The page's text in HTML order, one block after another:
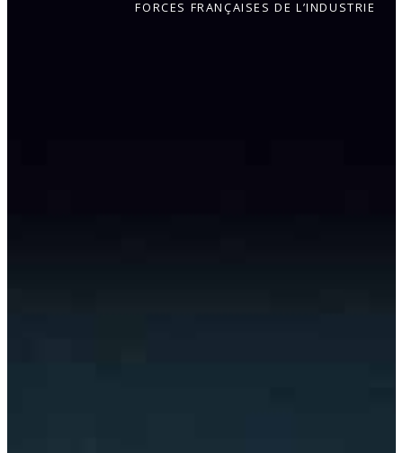
FORCES FRANÇAISES DE L’INDUSTRIE